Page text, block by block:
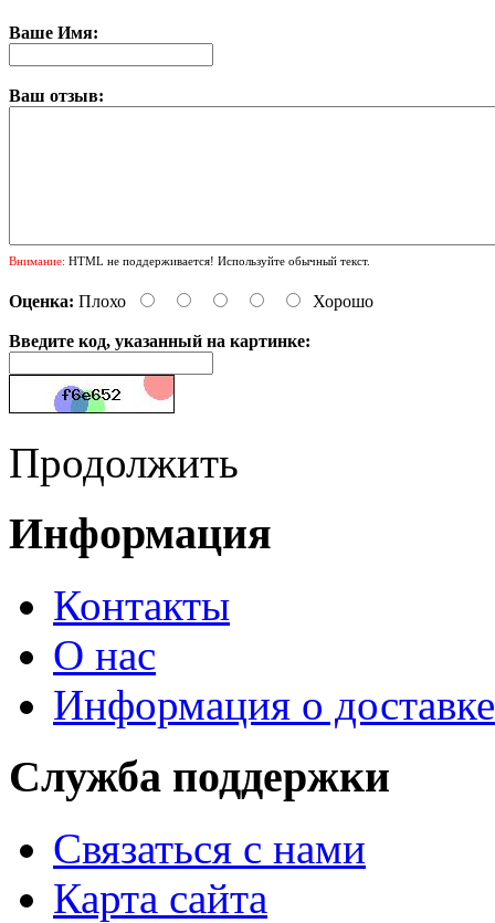
Ваше Имя:
Ваш отзыв:
Внимание: HTML не поддерживается! Используйте обычный текст.
Оценка: Плохо Хорошо
Введите код, указанный на картинке:
Продолжить
Информация
Контакты
О нас
Информация о доставке
Служба поддержки
Связаться с нами
Карта сайта